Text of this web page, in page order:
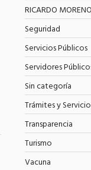
RICARDO MORENO
Seguridad
Servicios Públicos
Servidores
Sin categoría
Trámites y
Transparencia
Turismo
Vacuna